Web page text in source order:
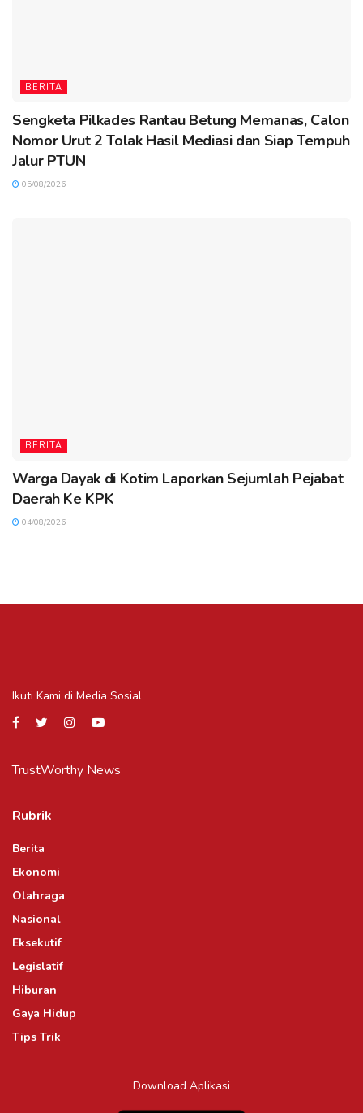
BERITA
Sengketa Pilkades Rantau Betung Memanas, Calon
Nomor Urut 2 Tolak Hasil Mediasi dan Siap Tempuh
Jalur PTUN
05/08/2026
BERITA
Warga Dayak di Kotim Laporkan Sejumlah Pejabat
Daerah Ke KPK
04/08/2026
Ikuti Kami di Media Sosial
TrustWorthy News
Rubrik
Berita
Ekonomi
Olahraga
Nasional
Eksekutif
Legislatif
Hiburan
Gaya Hidup
Tips Trik
Download Aplikasi